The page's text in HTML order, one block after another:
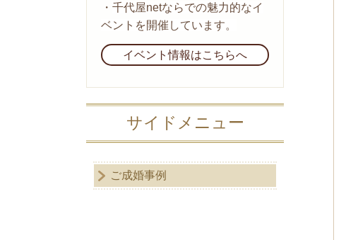
・ 千代屋netならでの魅力的なイ
ベントを開催しています。
イベント情報はこちらへ
サイドメニュー
ご成婚事例